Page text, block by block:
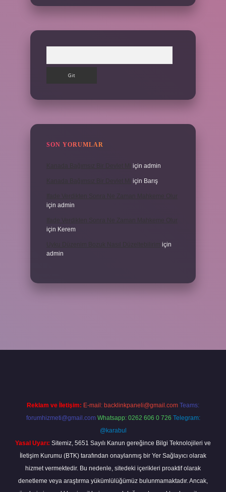
SON YORUMLAR
için admin
için Barış
için admin
için Kerem
için
admin
Reklam ve İletişim: E-mail: backlinkpaneli@gmail.com Teams:
forumhizmeti@gmail.com Whatsapp: 0262 606 0 726 Telegram:
@karabul
Yasal Uyarı: Sitemiz, 5651 Sayılı Kanun gereğince Bilgi Teknolojileri ve
İletişim Kurumu (BTK) tarafından onaylanmış bir Yer Sağlayıcı olarak
hizmet vermektedir. Bu nedenle, sitedeki içerikleri proaktif olarak
denetleme veya araştırma yükümlülüğümüz bulunmamaktadır. Ancak,